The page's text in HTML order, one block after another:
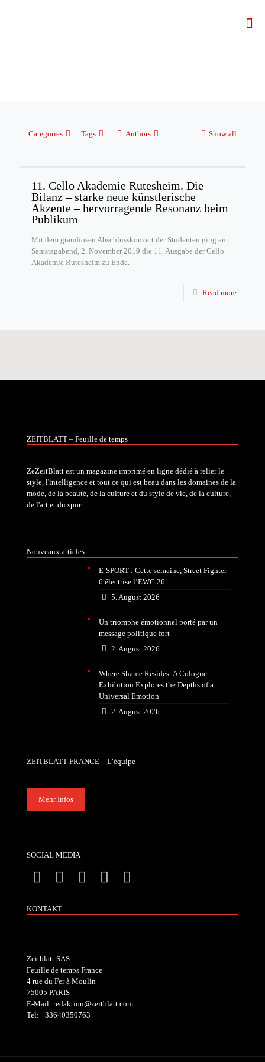
Categories Tags Authors Show all
11. Cello Akademie Rutesheim. Die
Bilanz – starke neue künstlerische
Akzente – hervorragende Resonanz beim
Publikum
Mit dem grandiosen Abschlusskonzert der Studenten ging am
Samstagabend, 2. November 2019 die 11. Ausgabe der Cello
Akademie Rutesheim zu Ende.
Read more
ZEITBLATT – Feuille de temps
ZeZeitBlatt est un magazine imprimé en ligne dédié à relier le
style, l'intelligence et tout ce qui est beau dans les domaines de la
mode, de la beauté, de la culture et du style de vie, de la culture,
de l'art et du sport.
Nouveaux articles
E-SPORT : Cette semaine, Street Fighter
6 électrise l’EWC 26
5. August 2026
Un triomphe émotionnel porté par un
message politique fort
2. August 2026
Where Shame Resides: A Cologne
Exhibition Explores the Depths of a
Universal Emotion
2. August 2026
ZEITBLATT FRANCE – L’équipe
Mehr Infos
SOCIAL MEDIA
KONTAKT
Zeitblatt SAS
Feuille de temps France
4 rue du Fer à Moulin
75005 PARIS
E-Mail: redaktion@zeitblatt.com
Tel: +33640350763